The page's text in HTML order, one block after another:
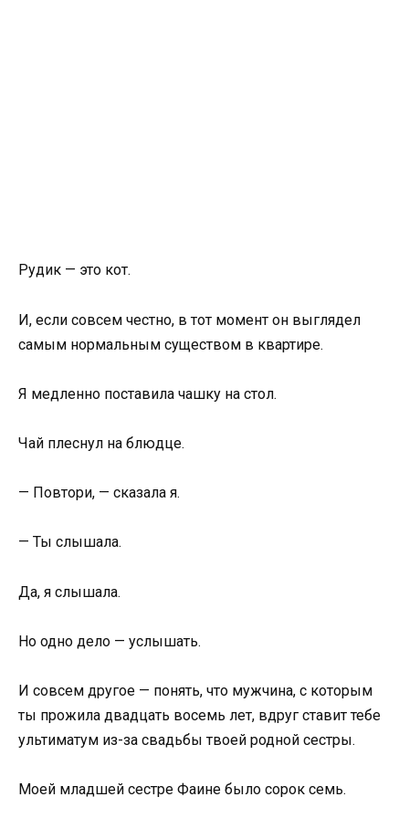
Рудик — это кот.
И, если совсем честно, в тот момент он выглядел
самым нормальным существом в квартире.
Я медленно поставила чашку на стол.
Чай плеснул на блюдце.
— Повтори, — сказала я.
— Ты слышала.
Да, я слышала.
Но одно дело — услышать.
И совсем другое — понять, что мужчина, с которым
ты прожила двадцать восемь лет, вдруг ставит тебе
ультиматум из-за свадьбы твоей родной сестры.
Моей младшей сестре Фаине было сорок семь.